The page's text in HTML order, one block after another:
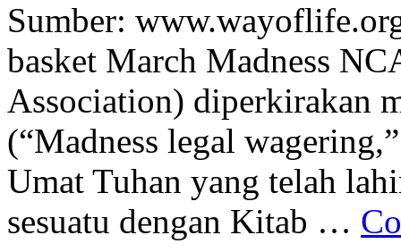
Sumber:
basket March Madness
Association) diperkirakan
(“Madness legal
Umat Tuhan yang telah
sesuatu dengan Kitab …